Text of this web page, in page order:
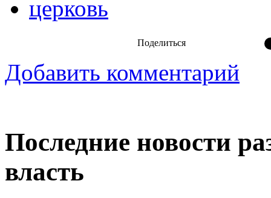
церковь
Поделиться
Добавить комментарий
Последние новости
власть